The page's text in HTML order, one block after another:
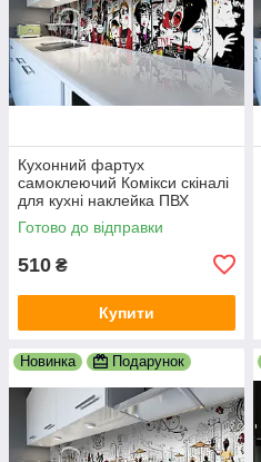
Кухонний фартух
самоклеючий Комікси скіналі
для кухні наклейка ПВХ
малюнок люди білий
600х2000 мм
Готово до відправки
510 ₴
Купити
Новинка Подарунок